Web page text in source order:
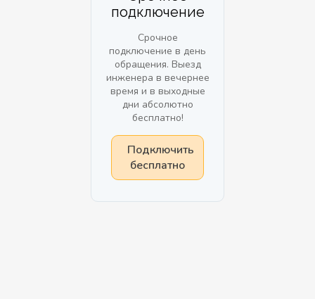
подключение
Срочное
подключение в день
обращения. Выезд
инженера в вечернее
время и в выходные
дни абсолютно
бесплатно!
Подключить
бесплатно